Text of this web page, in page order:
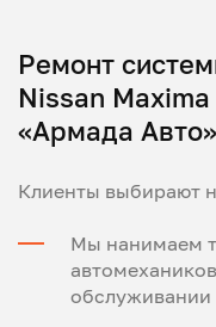
Ремонт
Nissan
«Армада Авто»
Клиенты выбирают
Мы нанимаем
обслуживании